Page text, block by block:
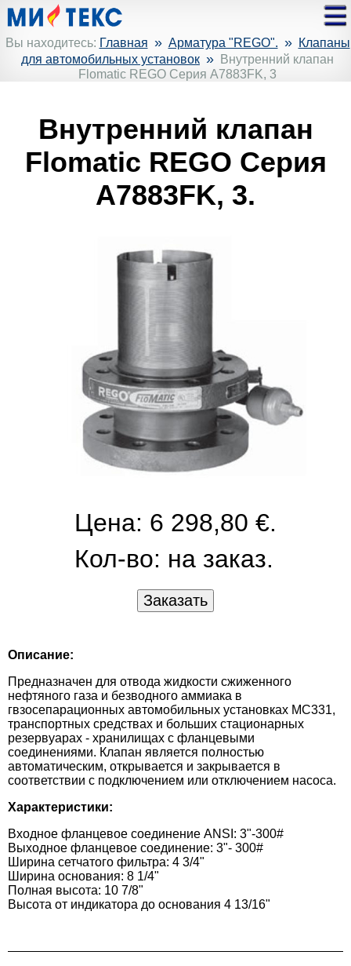
Вы находитесь: Главная » Арматура "REGO". » Клапаны
для автомобильных установок »
Внутренний клапан
Flomatic REGO Серия A7883FK, 3
Внутренний клапан
Flomatic REGO Серия
A7883FK, 3.
Цена: 6 298,80 €.
Кол-во: на заказ.
Описание:
Предназначен для отвода жидкости сжиженного
нефтяного газа и безводного аммиака в
гвзосепарационных автомобильных установках МС331,
транспортных средствах и больших стационарных
резервуарах - хранилищах с фланцевыми
соединениями. Клапан является полностью
автоматическим, открывается и закрывается в
соответствии с подключением или отключением насоса.
Характеристики:
Входное фланцевое соединение ANSI: 3"-300#
Выходное фланцевое соединение: 3"- 300#
Ширина сетчатого фильтра: 4 3/4"
Ширина основания: 8 1/4"
Полная высота: 10 7/8"
Высота от индикатора до основания 4 13/16"